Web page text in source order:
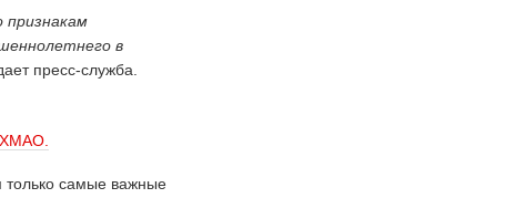
признакам
в
пресс-служба.
ХМАО.
только самые важные